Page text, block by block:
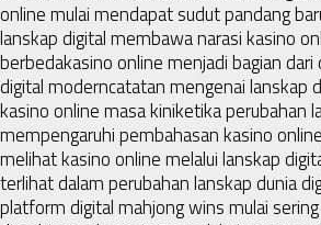
online mulai mendapat sudut pandang
lanskap digital membawa narasi kasino
berbedakasino online menjadi bagian dari
digital moderncatatan mengenai lanskap
kasino online masa kiniketika perubahan
mempengaruhi pembahasan kasino online
melihat kasino online melalui lanskap
terlihat dalam perubahan lanskap dunia
platform digital mahjong wins mulai sering